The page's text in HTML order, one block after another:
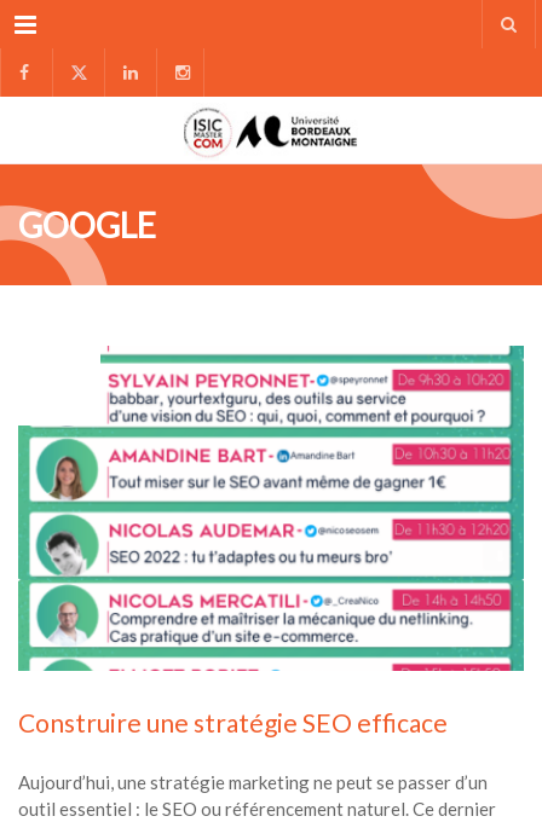
Menu
GOOGLE
Construire une stratégie SEO efficace
Aujourd’hui, une stratégie marketing ne peut se passer d’un
outil essentiel : le SEO ou référencement naturel. Ce dernier